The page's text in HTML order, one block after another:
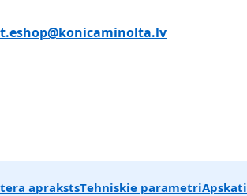
aprakstsTehniskie parametriApskati